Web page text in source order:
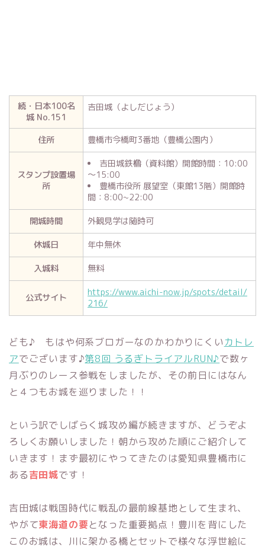
続・日本100名
城 No.151
吉田城（よしだじょう）
住所 豊橋市今橋町3番地（豊橋公園内）
スタンプ設置場
所
吉田城鉄櫓（資料館）開館時間：10:00
～15:00
豊橋市役所 展望室（東館13階）開館時
間：8:00~22:00
開城時間
外観見学は随時可
休城日
年中無休
入城料
無料
公式サイト
https://www.aichi-now.jp/spots/detail/
216/
ども♪ もはや何系ブロガーなのかわかりにくいカトレ
アでございます♪第8回 うるぎトライアルRUN♪で数ヶ
月ぶりのレース参戦をしましたが、その前日にはなん
と４つもお城を巡りました！！
という訳でしばらく城攻め編が続きますが、どうぞよ
ろしくお願いしました！朝から攻めた順にご紹介して
いきます！まず最初にやってきたのは愛知県豊橋市に
ある吉田城です！
吉田城は戦国時代に戦乱の最前線基地として生まれ、
やがて東海道の要となった重要拠点！豊川を背にした
このお城は、川に架かる橋とセットで様々な浮世絵に